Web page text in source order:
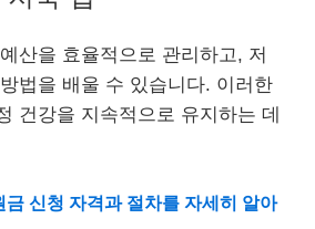
산을 효율적으로 관리하고, 저
법을 배울 수 있습니다. 이러한
건강을 지속적으로 유지하는 데
금 신청 자격과 절차를 자세히 알아